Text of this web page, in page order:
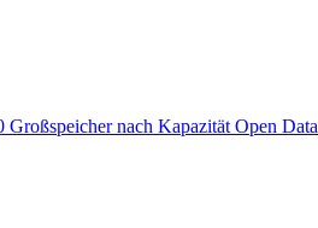
Großspeicher nach Kapazität Open Data